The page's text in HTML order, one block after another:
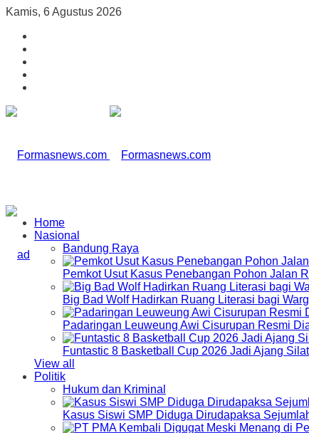
Kamis, 6 Agustus 2026
Home
Nasional
Bandung Raya
Pemkot Usut Kasus Penebangan Pohon Jalan
Big Bad Wolf Hadirkan Ruang Literasi bagi
Padaringan Leuweung Awi Cisurupan Resmi
Funtastic 8 Basketball Cup 2026 Jadi Ajang
View all
Politik
Hukum dan Kriminal
Kasus Siswi SMP Diduga Dirudapaksa